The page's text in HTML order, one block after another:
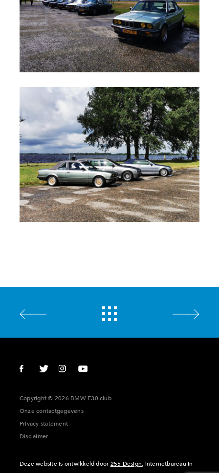
Copyright © 2026 BMW E30 club
Onze contactgegevens
Privacy statement
Disclaimer
Deze website is ontwikkeld door 255 Design, internetbureau in